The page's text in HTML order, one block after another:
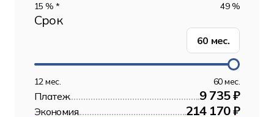
15 % * 49 %
Срок
60 мес.
12 мес. 60 мес.
Платеж 9 735 ₽
Экономия 214 170 ₽